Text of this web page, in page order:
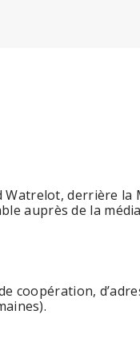
derrière la
auprès de la
coopération,